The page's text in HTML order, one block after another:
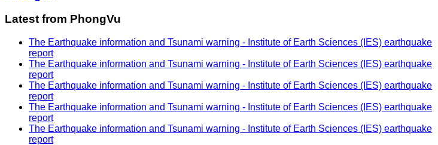
Latest from PhongVu
The Earthquake information and Tsunami warning - Institute of Earth Sciences (IES) earthquake
report
The Earthquake information and Tsunami warning - Institute of Earth Sciences (IES) earthquake
report
The Earthquake information and Tsunami warning - Institute of Earth Sciences (IES) earthquake
report
The Earthquake information and Tsunami warning - Institute of Earth Sciences (IES) earthquake
report
The Earthquake information and Tsunami warning - Institute of Earth Sciences (IES) earthquake
report